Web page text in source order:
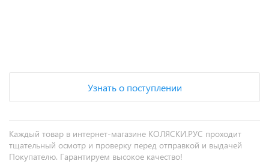
Узнать о поступлении
Каждый товар в интернет-магазине КОЛЯСКИ.РУС проходит
тщательный осмотр и проверку перед отправкой и выдачей
Покупателю. Гарантируем высокое качество!